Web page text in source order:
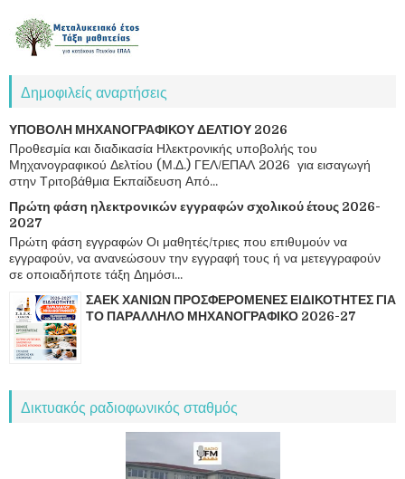
Δημοφιλείς αναρτήσεις
ΥΠΟΒΟΛΗ ΜΗΧΑΝΟΓΡΑΦΙΚΟΥ ΔΕΛΤΙΟΥ 2026
Προθεσμία και διαδικασία Ηλεκτρονικής υποβολής του
Μηχανογραφικού Δελτίου (Μ.Δ.) ΓΕΛ/ΕΠΑΛ 2026 για εισαγωγή
στην Τριτοβάθμια Εκπαίδευση Από...
Πρώτη φάση ηλεκτρονικών εγγραφών σχολικού έτους 2026-
2027
Πρώτη φάση εγγραφών Οι μαθητές/τριες που επιθυμούν να
εγγραφούν, να ανανεώσουν την εγγραφή τους ή να μετεγγραφούν
σε οποιαδήποτε τάξη Δημόσι...
ΣΑΕΚ ΧΑΝΙΩΝ ΠΡΟΣΦΕΡΟΜΕΝΕΣ ΕΙΔΙΚΟΤΗΤΕΣ ΓΙΑ
ΤΟ ΠΑΡΑΛΛΗΛΟ ΜΗΧΑΝΟΓΡΑΦΙΚΟ 2026-27
Δικτυακός ραδιοφωνικός σταθμός